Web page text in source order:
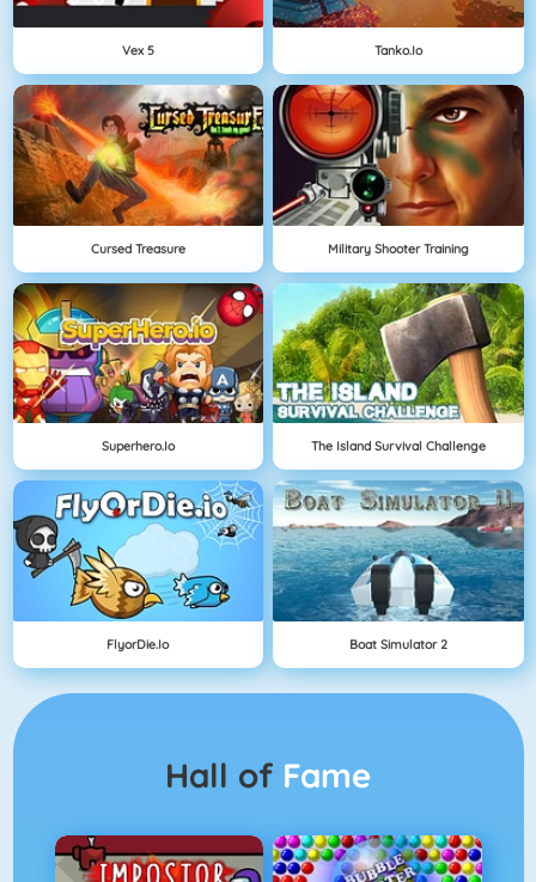
Vex 5 Tanko.io
Cursed Treasure Military Shooter Training
Superhero.io The Island Survival Challenge
FlyorDie.io Boat Simulator 2
Hall of Fame